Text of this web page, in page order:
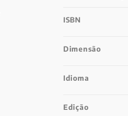
ISBN
Dimensão
Idioma
Edição